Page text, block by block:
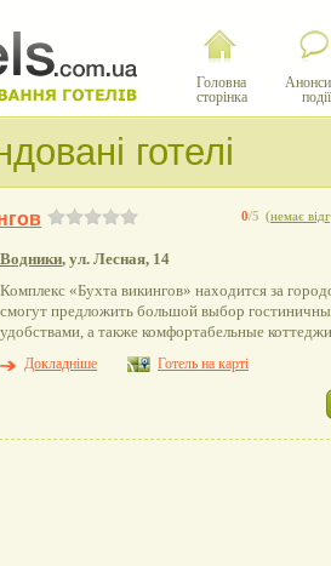
Головна
сторінка
події
готелі
0/5 (немає
Водники, ул. Лесная, 14
Комплекс «Бухта викингов» находится за
смогут предложить большой выбор
удобствами, а также комфортабельные
Докладніше
Готель на карті